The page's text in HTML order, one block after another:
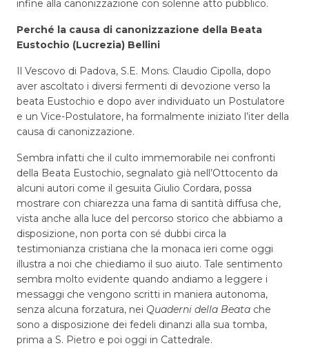
infine alla canonizzazione con solenne atto pubblico.
Perché la causa di canonizzazione della Beata
Eustochio (Lucrezia) Bellini
Il Vescovo di Padova, S.E. Mons. Claudio Cipolla, dopo
aver ascoltato i diversi fermenti di devozione verso la
beata Eustochio e dopo aver individuato un Postulatore
e un Vice-Postulatore, ha formalmente iniziato l’iter della
causa di canonizzazione.
Sembra infatti che il culto immemorabile nei confronti
della Beata Eustochio, segnalato già nell’Ottocento da
alcuni autori come il gesuita Giulio Cordara, possa
mostrare con chiarezza una fama di santità diffusa che,
vista anche alla luce del percorso storico che abbiamo a
disposizione, non porta con sé dubbi circa la
testimonianza cristiana che la monaca ieri come oggi
illustra a noi che chiediamo il suo aiuto. Tale sentimento
sembra molto evidente quando andiamo a leggere i
messaggi che vengono scritti in maniera autonoma,
senza alcuna forzatura, nei Quaderni della Beata che
sono a disposizione dei fedeli dinanzi alla sua tomba,
prima a S. Pietro e poi oggi in Cattedrale.